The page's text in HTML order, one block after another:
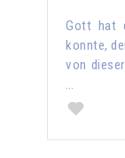
Gott hat
konnte,
von
…